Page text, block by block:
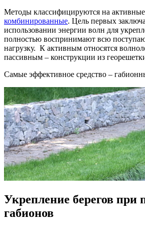
Методы классифицируются на
комбинированные. Цель первых
использовании энергии волн для
полностью воспринимают всю
нагрузку. К активным относятся
пассивным – конструкции из
Самые эффективное средство –
Укрепление берегов при
габионов